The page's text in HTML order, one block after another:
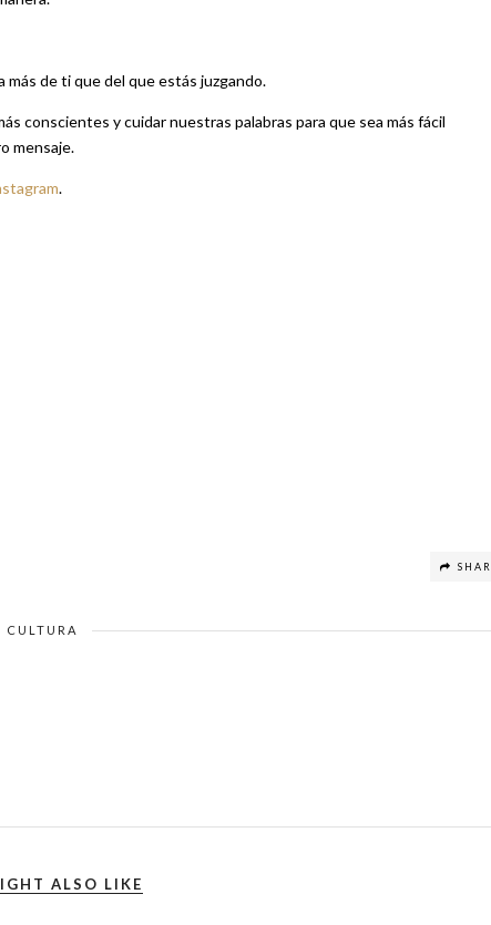
más de ti que del que estás juzgando.
conscientes y cuidar nuestras palabras para que sea más fácil
mensaje.
.
CULTURA
ALSO LIKE